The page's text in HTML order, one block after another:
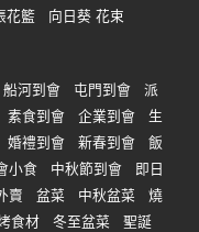
花籃 向日葵 花束
船河到會 屯門到會
派
素食到會 企業到會
生
婚禮到會 新春到會
飯
小食 中秋節到會
即日
賣 盆菜 中秋盆菜
燒
食材 冬至盆菜
聖誕